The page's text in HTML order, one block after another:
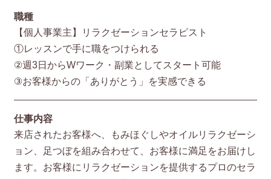
職種
【個人事業主】リラクゼーションセラピスト
①レッスンで手に職をつけられる
②週3日からWワーク・副業としてスタート可能
③お客様からの「ありがとう」を実感できる
仕事内容
来店されたお客様へ、もみほぐしやオイルリラクゼーシ
ョン、足つぼを組み合わせて、お客様に満足をお届けし
ます。お客様にリラクゼーションを提供するプロのセラ